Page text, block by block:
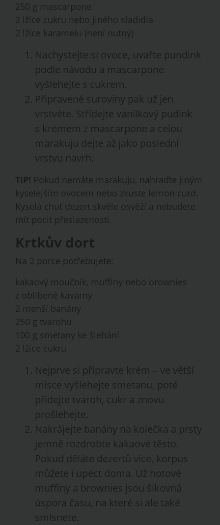
250 g mascarpone
2 lžíce cukru nebo jiného sladidla
2 lžíce karamelu (není nutný)
Nachystejte si ovoce, uvařte pundink
podle návodu a mascarpone
vyšlehejte s cukrem.
Připravené suroviny pak už jen
vrstvěte. Střídejte vanilkový pudink
s krémem z mascarpone a celou
marakuju dejte až jako poslední
vrstvu navrh.
TIP! Pokud nemáte marakuju, nahraďte jiným
kyselejším ovocem nebo zkuste lemon curd.
Kyselá chuť dezert skvěle osvěží a nebudete
mít pocit přeslazenosti.
Krtkův dort
Na 2 porce potřebujete:
kakaový moučník, muffiny nebo brownies
z oblíbené kavárny
2 menší banány
250 g tvarohu
100 g smetany ke šlehání
2 lžíce cukru
Nejprve si připravte krém – ve větší
misce vyšlehejte smetanu, poté
přidejte tvaroh, cukr a znovu
prošlehejte.
Nakrájejte banány na kolečka a prsty
jemně rozdrobte kakaové těsto.
Pokud děláte dezertů více, korpus
můžete i upéct doma. Už hotové
muffiny a brownies jsou šikovná
úspora času, na které si ale také
smlsnete.